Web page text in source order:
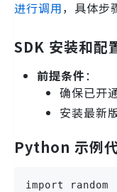
进行调用，具体步
SDK 安装和配
前提条件：
确保已开
安装最新
Python 示例
import random